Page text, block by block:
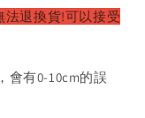
法退換貨!可以接受
有0-10cm的誤